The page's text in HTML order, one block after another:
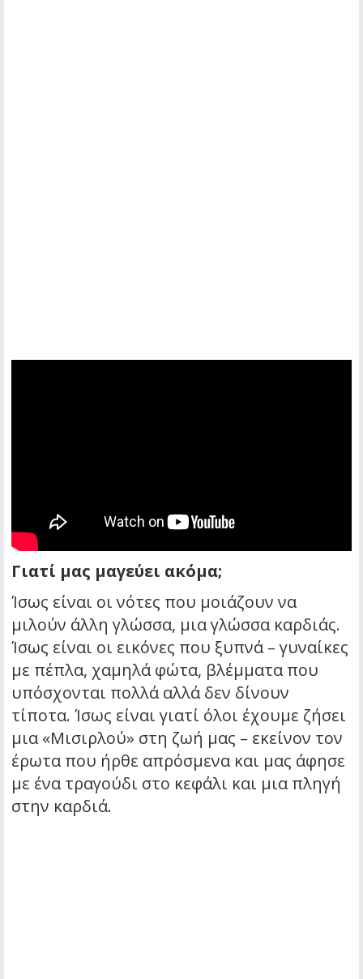
Γιατί μας μαγεύει ακόμα;
Ίσως είναι οι νότες που μοιάζουν να
μιλούν άλλη γλώσσα, μια γλώσσα καρδιάς.
Ίσως είναι οι εικόνες που ξυπνά – γυναίκες
με πέπλα, χαμηλά φώτα, βλέμματα που
υπόσχονται πολλά αλλά δεν δίνουν
τίποτα. Ίσως είναι γιατί όλοι έχουμε ζήσει
μια «Μισιρλού» στη ζωή μας – εκείνον τον
έρωτα που ήρθε απρόσμενα και μας άφησε
με ένα τραγούδι στο κεφάλι και μια πληγή
στην καρδιά.